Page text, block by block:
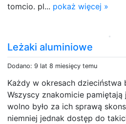
tomcio. pl... pokaż więcej »
Leżaki aluminiowe
Dodano: 9 lat 8 miesięcy temu
Każdy w okresach dzieciństwa
Wszyscy znakomicie pamiętają
wolno było za ich sprawą
niemniej jednak dostęp do